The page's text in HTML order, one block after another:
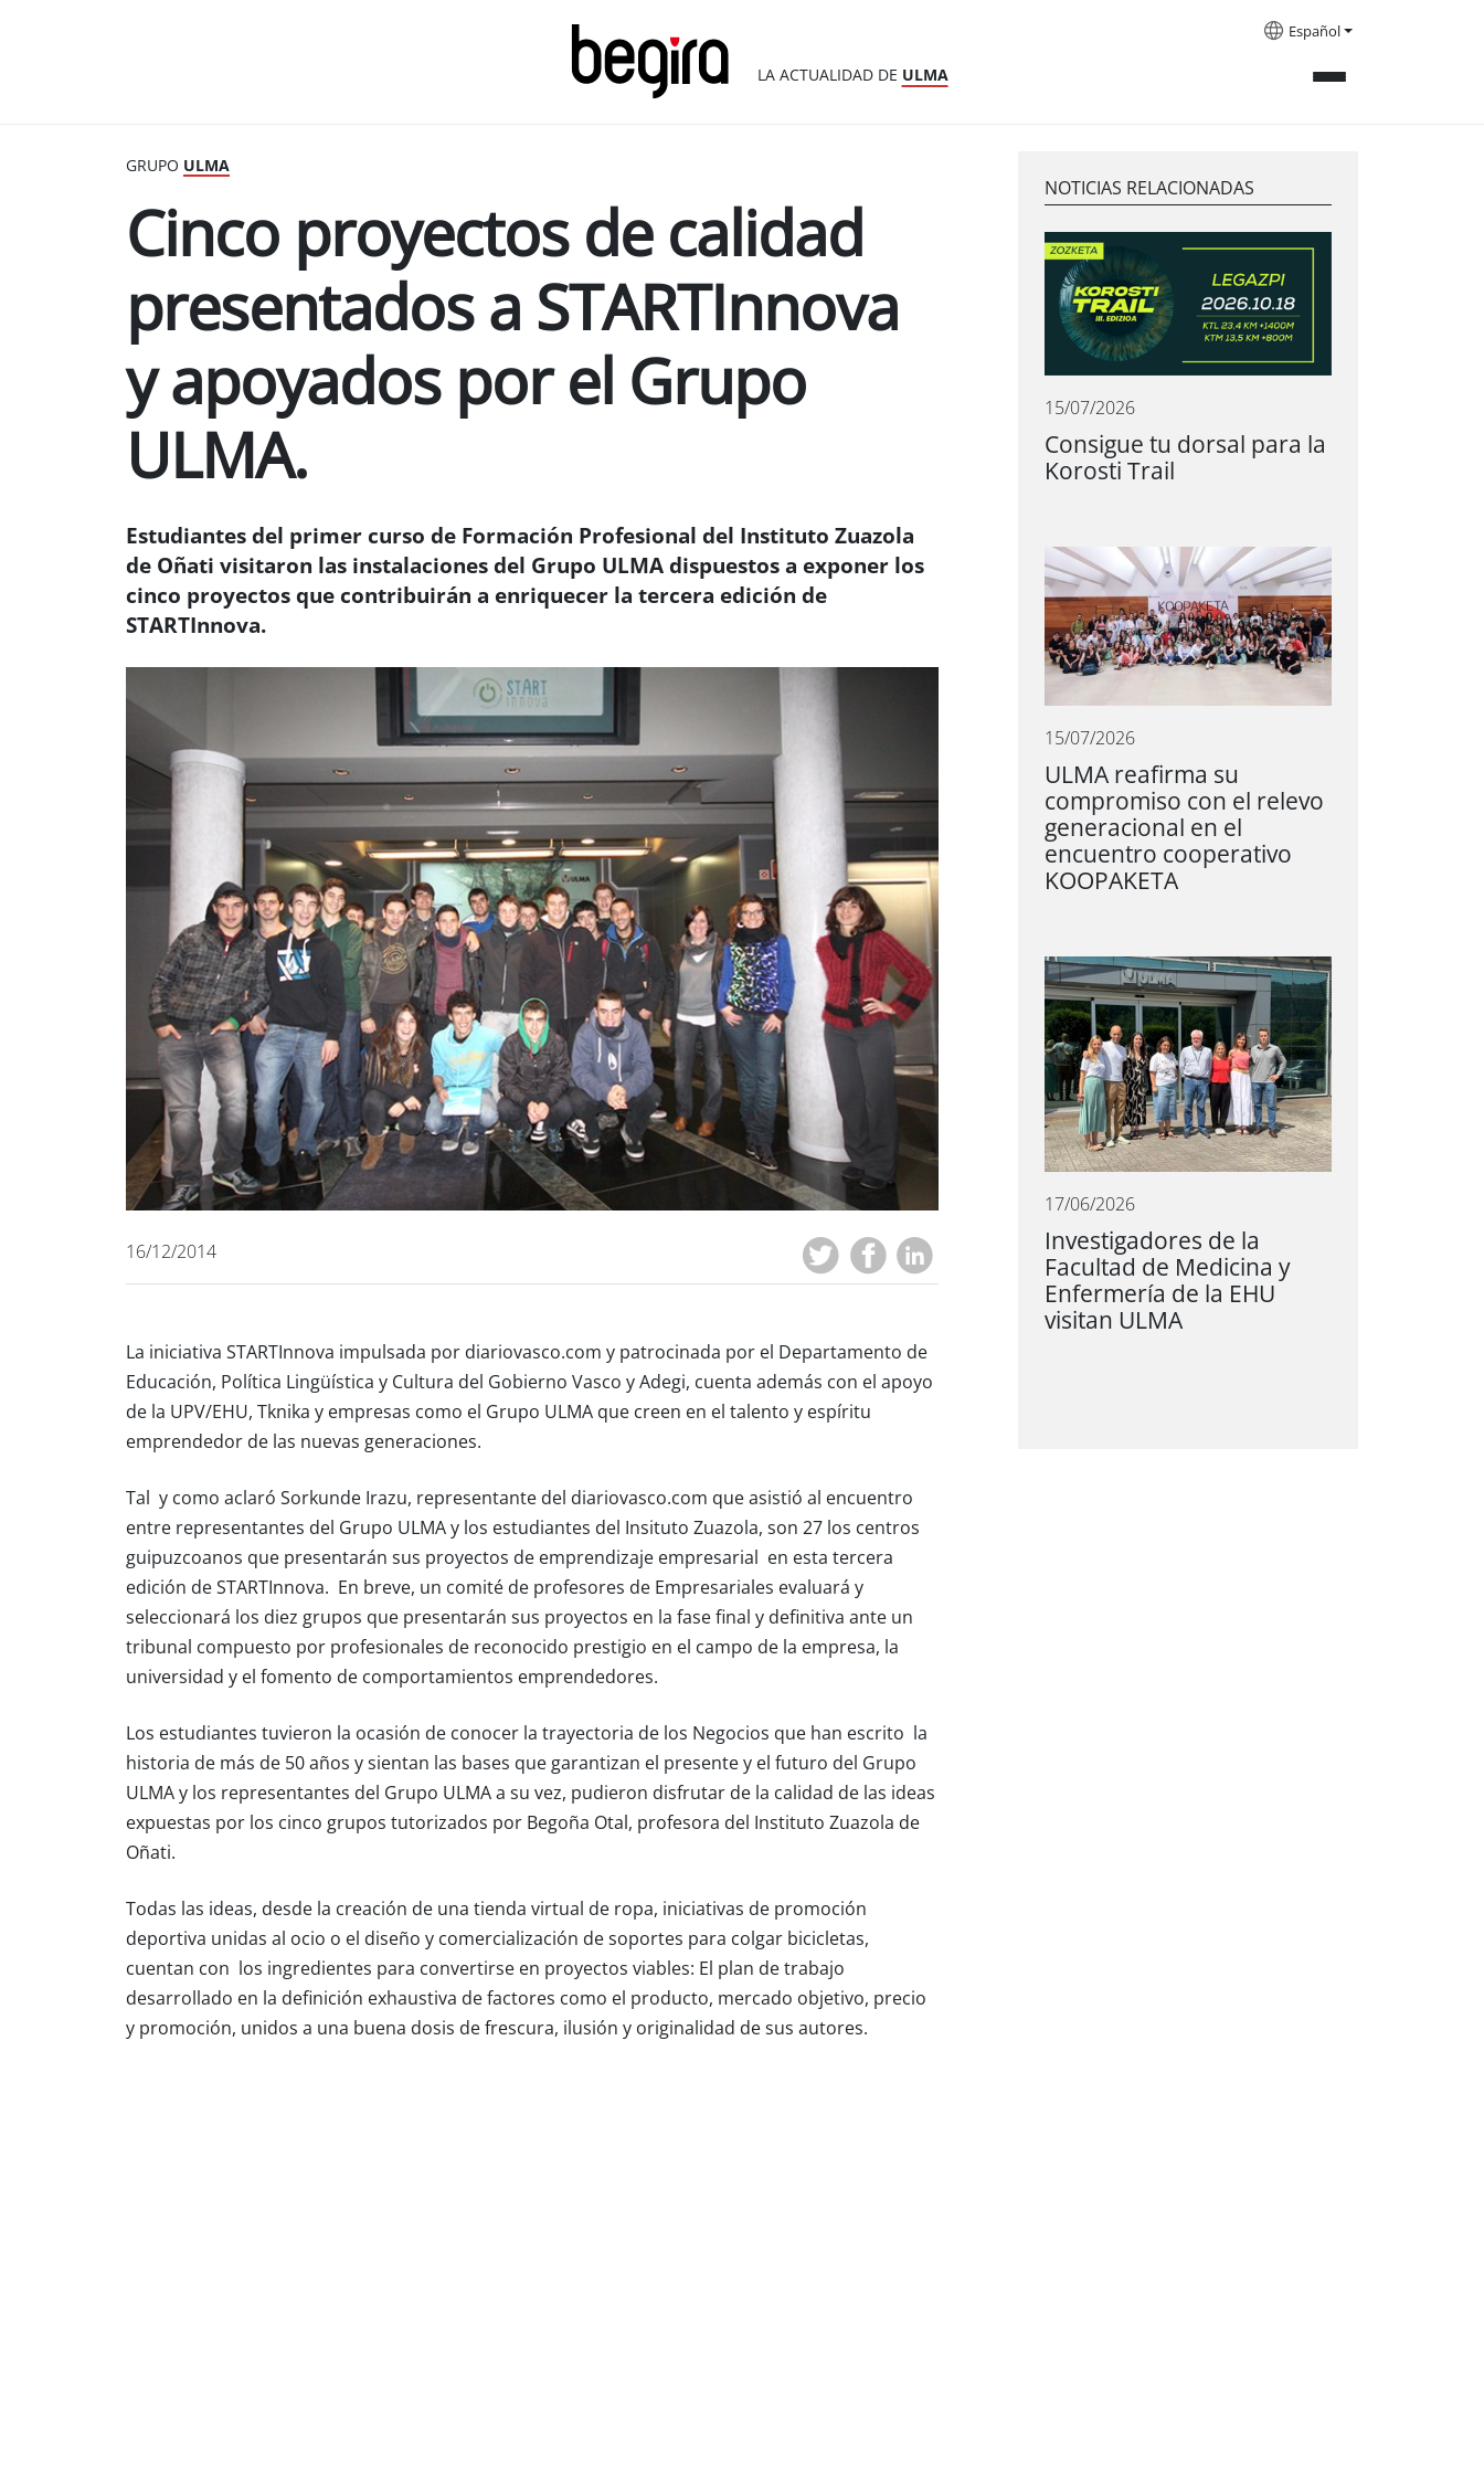
LA ACTUALIDAD DE ULMA
Español
GRUPO ULMA
Cinco proyectos de calidad
presentados a STARTInnova
y apoyados por el Grupo
ULMA.
Estudiantes del primer curso de Formación Profesional del Instituto Zuazola
de Oñati visitaron las instalaciones del Grupo ULMA dispuestos a exponer los
cinco proyectos que contribuirán a enriquecer la tercera edición de
STARTInnova.
16/12/2014
La iniciativa STARTInnova impulsada por diariovasco.com y patrocinada por el Departamento de
Educación, Política Lingüística y Cultura del Gobierno Vasco y Adegi, cuenta además con el apoyo
de la UPV/EHU, Tknika y empresas como el Grupo ULMA que creen en el talento y espíritu
emprendedor de las nuevas generaciones.
Tal y como aclaró Sorkunde Irazu, representante del diariovasco.com que asistió al encuentro
entre representantes del Grupo ULMA y los estudiantes del Insituto Zuazola, son 27 los centros
guipuzcoanos que presentarán sus proyectos de emprendizaje empresarial en esta tercera
edición de STARTInnova. En breve, un comité de profesores de Empresariales evaluará y
seleccionará los diez grupos que presentarán sus proyectos en la fase final y definitiva ante un
tribunal compuesto por profesionales de reconocido prestigio en el campo de la empresa, la
universidad y el fomento de comportamientos emprendedores.
Los estudiantes tuvieron la ocasión de conocer la trayectoria de los Negocios que han escrito la
historia de más de 50 años y sientan las bases que garantizan el presente y el futuro del Grupo
ULMA y los representantes del Grupo ULMA a su vez, pudieron disfrutar de la calidad de las ideas
expuestas por los cinco grupos tutorizados por Begoña Otal, profesora del Instituto Zuazola de
Oñati.
Todas las ideas, desde la creación de una tienda virtual de ropa, iniciativas de promoción
deportiva unidas al ocio o el diseño y comercialización de soportes para colgar bicicletas,
cuentan con los ingredientes para convertirse en proyectos viables: El plan de trabajo
desarrollado en la definición exhaustiva de factores como el producto, mercado objetivo, precio
y promoción, unidos a una buena dosis de frescura, ilusión y originalidad de sus autores.
NOTICIAS RELACIONADAS
15/07/2026
Consigue tu dorsal para la
Korosti Trail
15/07/2026
ULMA reafirma su
compromiso con el relevo
generacional en el
encuentro cooperativo
KOOPAKETA
17/06/2026
Investigadores de la
Facultad de Medicina y
Enfermería de la EHU
visitan ULMA